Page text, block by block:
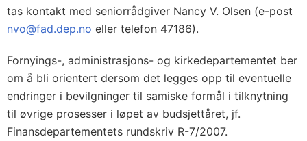
tas kontakt med seniorrådgiver Nancy V. Olsen (e-post
nvo@fad.dep.no eller telefon 47186).
Fornyings-, administrasjons- og kirkedepartementet ber
om å bli orientert dersom det legges opp til eventuelle
endringer i bevilgninger til samiske formål i tilknytning
til øvrige prosesser i løpet av budsjettåret, jf.
Finansdepartementets rundskriv R-7/2007.